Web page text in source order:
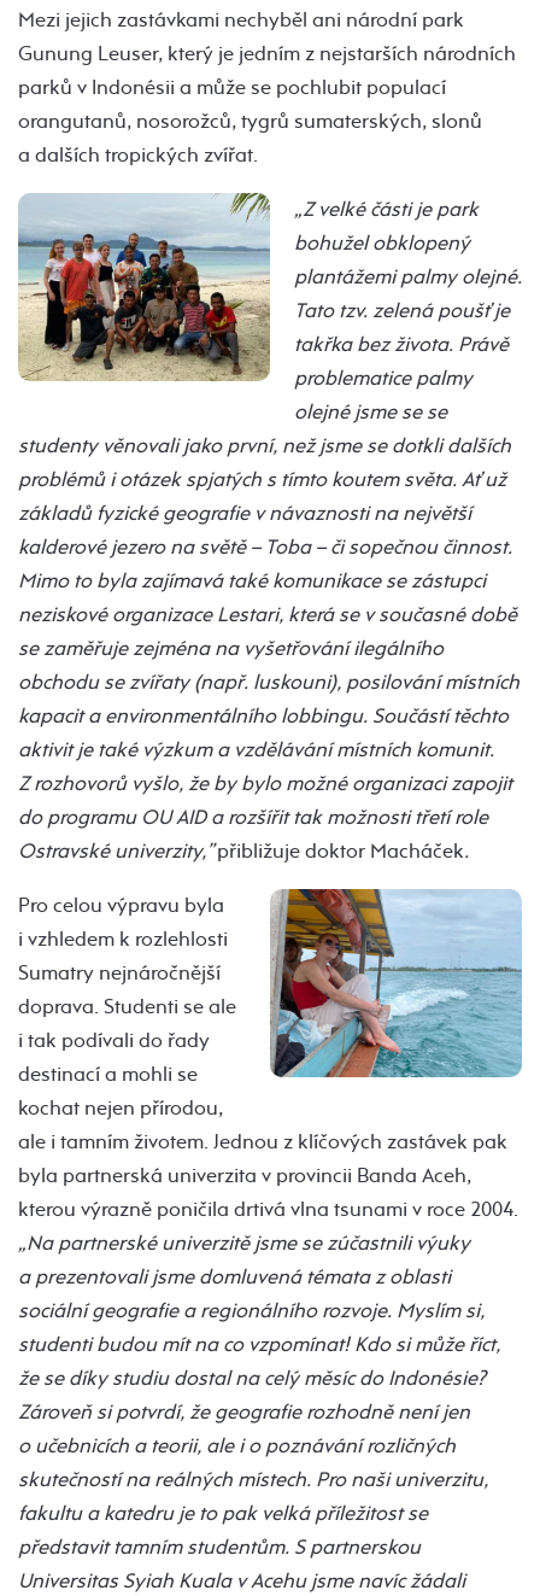
Mezi jejich zastávkami nechyběl ani národní park
Gunung Leuser, který je jedním z nejstarších národních
parků v Indonésii a může se pochlubit populací
orangutanů, nosorožců, tygrů sumaterských, slonů
a dalších tropických zvířat.
„Z velké části je park
bohužel obklopený
plantážemi palmy olejné.
Tato tzv. zelená poušť je
takřka bez života. Právě
problematice palmy
olejné jsme se se
studenty věnovali jako první, než jsme se dotkli dalších
problémů i otázek spjatých s tímto koutem světa. Ať už
základů fyzické geografie v návaznosti na největší
kalderové jezero na světě – Toba – či sopečnou činnost.
Mimo to byla zajímavá také komunikace se zástupci
neziskové organizace Lestari, která se v současné době
se zaměřuje zejména na vyšetřování ilegálního
obchodu se zvířaty (např. luskouni), posilování místních
kapacit a environmentálního lobbingu. Součástí těchto
aktivit je také výzkum a vzdělávání místních komunit.
Z rozhovorů vyšlo, že by bylo možné organizaci zapojit
do programu OU AID a rozšířit tak možnosti třetí role
Ostravské univerzity,”přibližuje doktor Macháček.
Pro celou výpravu byla
i vzhledem k rozlehlosti
Sumatry nejnáročnější
doprava. Studenti se ale
i tak podívali do řady
destinací a mohli se
kochat nejen přírodou,
ale i tamním životem. Jednou z klíčových zastávek pak
byla partnerská univerzita v provincii Banda Aceh,
kterou výrazně poničila drtivá vlna tsunami v roce 2004.
„Na partnerské univerzitě jsme se zúčastnili výuky
a prezentovali jsme domluvená témata z oblasti
sociální geografie a regionálního rozvoje. Myslím si,
studenti budou mít na co vzpomínat! Kdo si může říct,
že se díky studiu dostal na celý měsíc do Indonésie?
Zároveň si potvrdí, že geografie rozhodně není jen
o učebnicích a teorii, ale i o poznávání rozličných
skutečností na reálných místech. Pro naši univerzitu,
fakultu a katedru je to pak velká příležitost se
představit tamním studentům. S partnerskou
Universitas Syiah Kuala v Acehu jsme navíc žádali